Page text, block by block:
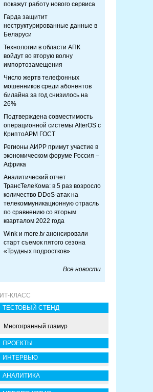
покажут работу нового сервиса
Гарда защитит
неструктурированные данные в
Беларуси
Технологии в области АПК
войдут во вторую волну
импортозамещения
Число жертв телефонных
мошенников среди абонентов
билайна за год снизилось на
26%
Подтверждена совместимость
операционной системы AlterOS с
КриптоАРМ ГОСТ
Регионы АИРР примут участие в
экономическом форуме Россия –
Африка
Аналитический отчет
ТрансТелеКома: в 5 раз возросло
количество DDoS-атак на
телекоммуникационную отрасль
по сравнению со вторым
кварталом 2022 года
Wink и more.tv анонсировали
старт съемок пятого сезона
«Трудных подростков»
Все новости
ИТ-КЛАСС
ТЕСТОВЫЙ СТЕНД
Многогранный гламур
ПРОЕКТЫ
ИНТЕРВЬЮ
АНАЛИТИКА